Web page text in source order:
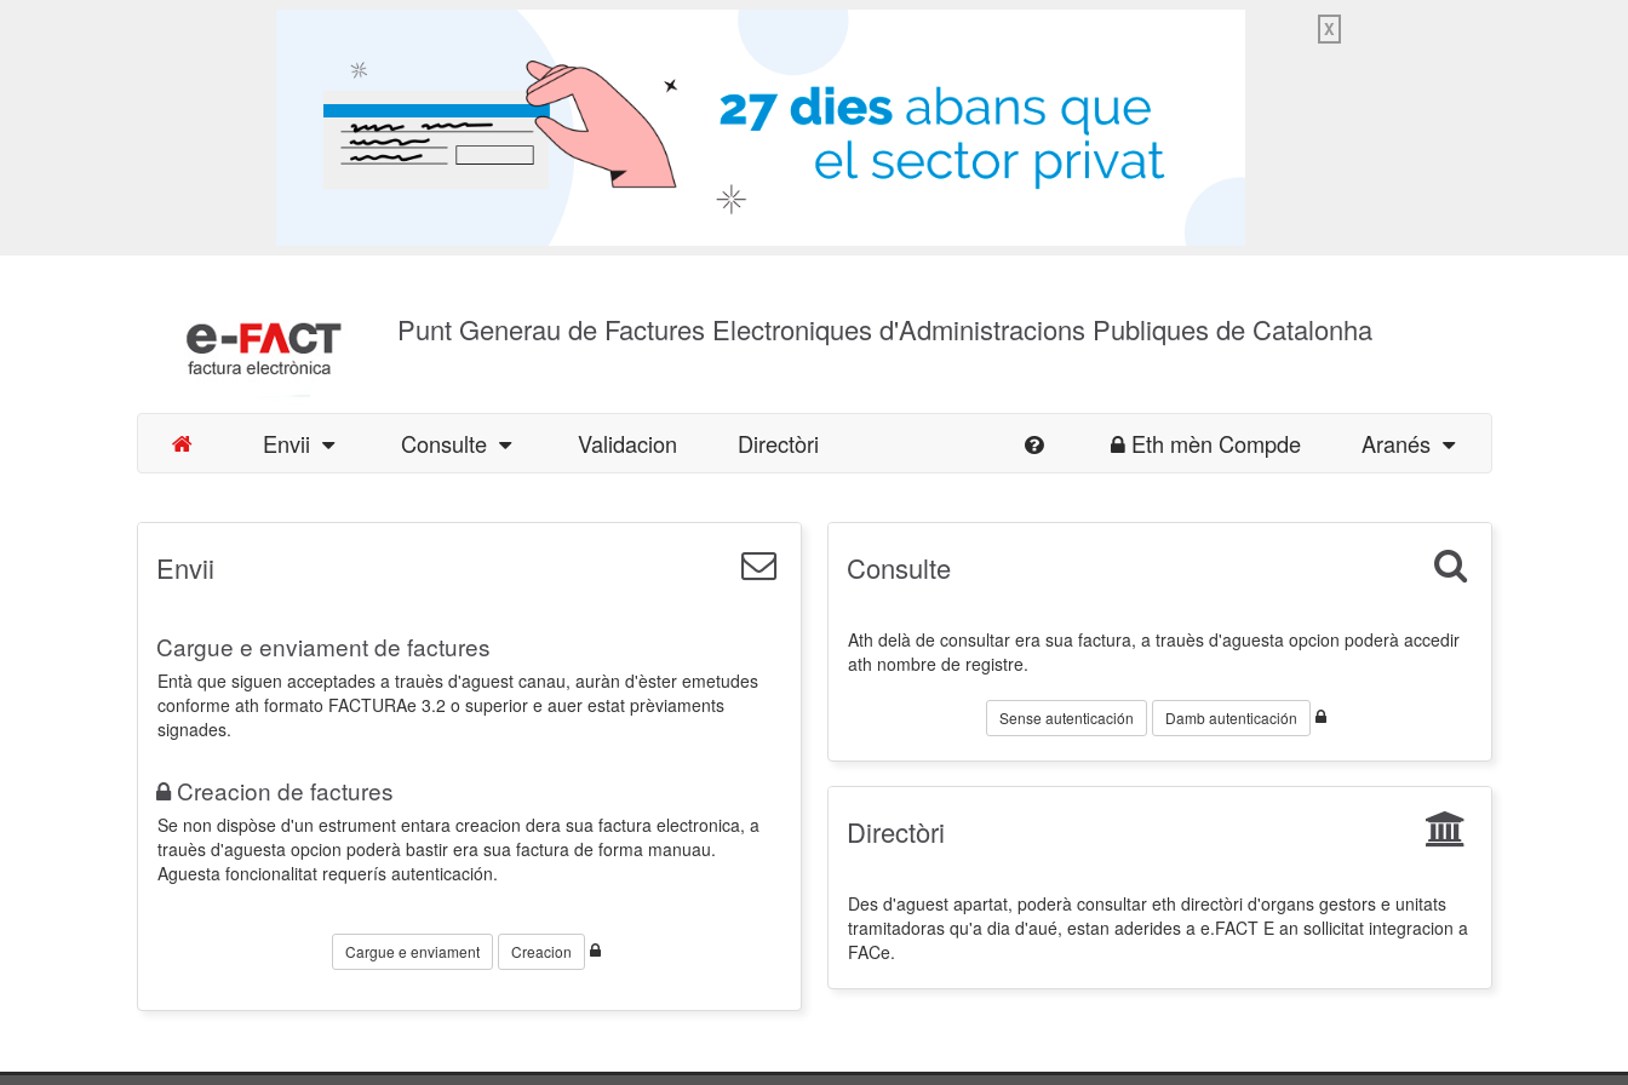
X
Punt Generau de Factures Electroniques d'Administracions Publiques de Catalonha
Envii Consulte Validacion Directòri Eth mèn Compde Aranés
Envii
Cargue e enviament de factures
Entà que siguen acceptades a trauès d'aguest canau, auràn d'èster emetudes
conforme ath formato FACTURAe 3.2 o superior e auer estat prèviaments
signades.
Creacion de factures
Se non dispòse d'un estrument entara creacion dera sua factura electronica, a
trauès d'aguesta opcion poderà bastir era sua factura de forma manuau.
Aguesta foncionalitat requerís autenticación.
Cargue e enviament Creacion
Consulte
Ath delà de consultar era sua factura, a trauès d'aguesta opcion poderà accedir
ath nombre de registre.
Sense autenticación Damb autenticación
Directòri
Des d'aguest apartat, poderà consultar eth directòri d'organs gestors e unitats
tramitadoras qu'a dia d'aué, estan aderides a e.FACT E an sollicitat integracion a
FACe.